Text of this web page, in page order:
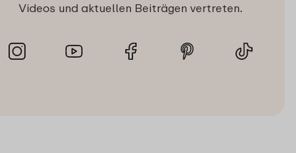
Videos und aktuellen Beiträgen vertreten.